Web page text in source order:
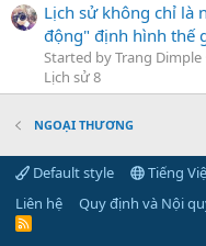
Lịch sử không chỉ là
động" định hình thế
Started by Trang Dimple
Lịch sử 8
NGOẠI THƯƠNG
Default style
Tiếng
Liên hệ
Quy định và Nội
R